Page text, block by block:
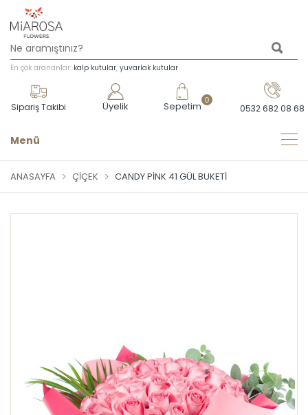
En çok arananlar: kalp kutular, yuvarlak kutular
Sipariş Takibi Üyelik Sepetim 0
0532 682 08 68
Menü
ANASAYFA ÇIÇEK CANDY PINK 41 GÜL BUKETI